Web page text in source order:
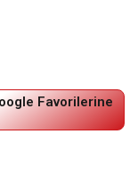
Favorilerine